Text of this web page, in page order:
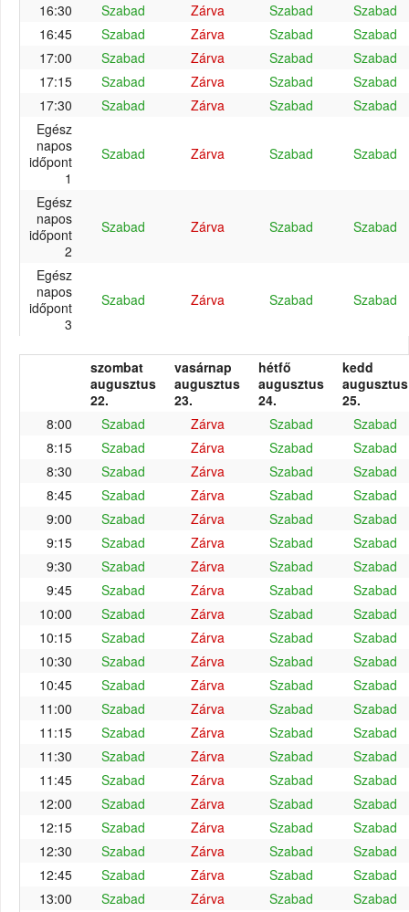
16:30 Szabad Zárva Szabad
Szabad
16:45
Szabad Zárva Szabad
Szabad
17:00
Szabad Zárva Szabad
Szabad
17:15
Szabad Zárva Szabad
Szabad
17:30
Szabad Zárva Szabad
Szabad
Egész
napos
időpont
1
Szabad Zárva Szabad Szabad
Egész
napos
időpont
2
Szabad Zárva Szabad Szabad
Egész
napos
időpont
3
Szabad Zárva Szabad Szabad
szombat
augusztus
22.
vasárnap
augusztus
23.
hétfő
augusztus
24.
kedd
augusztus
25.
8:00
Szabad Zárva Szabad
Szabad
8:15
Szabad Zárva Szabad
Szabad
8:30
Szabad Zárva Szabad
Szabad
8:45
Szabad Zárva Szabad
Szabad
9:00
Szabad Zárva Szabad
Szabad
9:15
Szabad Zárva Szabad
Szabad
9:30
Szabad Zárva Szabad
Szabad
9:45
Szabad Zárva Szabad
Szabad
10:00
Szabad Zárva Szabad
Szabad
10:15
Szabad Zárva Szabad
Szabad
10:30
Szabad Zárva Szabad
Szabad
10:45
Szabad Zárva Szabad
Szabad
11:00
Szabad Zárva Szabad
Szabad
11:15
Szabad Zárva Szabad
Szabad
11:30
Szabad Zárva Szabad
Szabad
11:45
Szabad Zárva Szabad
Szabad
12:00
Szabad Zárva Szabad
Szabad
12:15
Szabad Zárva Szabad
Szabad
12:30
Szabad Zárva Szabad
Szabad
12:45
Szabad Zárva Szabad
Szabad
13:00
Szabad Zárva Szabad
Szabad